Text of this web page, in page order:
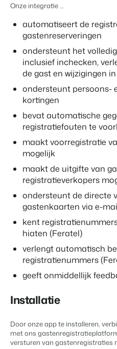
Overstappen naar BEX
Klaar om te groeien?
BEX CMS
Verhuurwebsite
Breng je merk tot leven met onze
Vastgoedwebsite
Genereer leads voor jouw
BEX Linguist
Begroet gasten in hun eigen taal.
Marketing
Online Marketing
De krachtige combinatie van
Recreatief
Booking Analytics
Premium BI Tool.
Vastgoed en nieuwbouwprojecten.
Kleinschalige
Vakantieboerderijen,
Dankzij Booking
kunnen we ons volledig
focussen op
Gijs Meerdink
welcome.in
Customer Success
Krijg antwoord op jouw vragen.
Developers
Ontwikkel jouw oplossing met
Overstappen naar BEX
Klaar om te groeien?
Partners
Samen transformeren wij de
Onboarding
Events
Van thema trainingen tot
Trust Center
Vertrouwen bij Booking Experts
Over ons
Krijg antwoord op jouw vragen
Vacatures
Vind jouw nieuwe droombaan
Kassasystemen
Voeg jouw kassasysteem en
Communicatie
Organiseer je gastcommunicatie
Energiesystemen
Houd het energieverbruik in de
Mis je een app?
Neem
Neem
Onze integratie …
automatiseert de
gastenreserveringen
ondersteunt het
inclusief inchecken,
de gast en wijzigingen
ondersteunt persoons-
kortingen
bevat automatische
registratiefouten te
maakt voorregistratie
mogelijk
maakt de uitgifte van
registratieverkopers
ondersteunt de directe
gastenkaarten via e-
kent
hiaten (Feratel)
verlengt automatisch
registratienummers
geeft onmiddellijk
Installatie
Door onze app te installeren,
met ons
versturen van gastenregistraties